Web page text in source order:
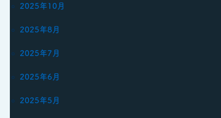
2025年10月
2025年8月
2025年7月
2025年6月
2025年5月